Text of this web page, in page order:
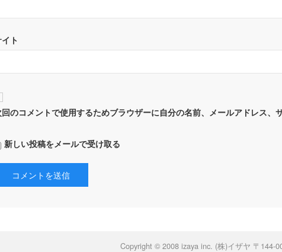
ト
のコメントで使用するためブラウザーに自分の名前、メールアドレス、
新しい投稿をメールで受け取る
Copyright © 2008 izaya inc. (株)イザヤ 〒144-